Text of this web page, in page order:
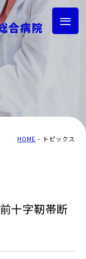
ックス
用情報HOME トピックス
十字靭帯断